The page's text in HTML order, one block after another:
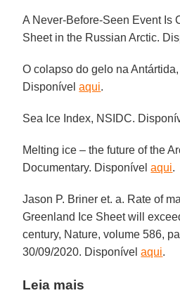
A Never-Before-Seen Event Is
Sheet in the Russian Arctic.
O colapso do gelo na
Disponívelaqui.
Sea Ice Index, NSIDC.
Melting ice – the future of the
Documentary. Disponívelaqui.
Jason P. Briner et. a. Rate of
Greenland Ice Sheet will
century, Nature, volume 586,
30/09/2020. Disponívelaqui.
Leia mais